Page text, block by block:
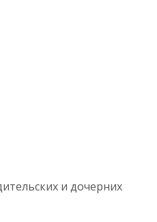
и дочерних